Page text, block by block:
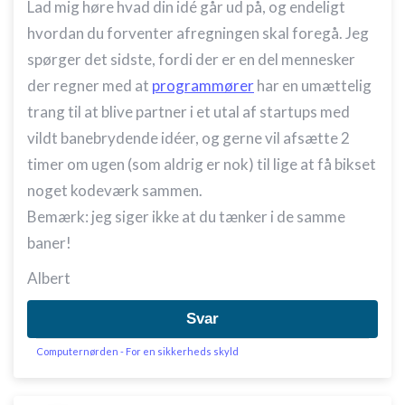
Lad mig høre hvad din idé går ud på, og endeligt
hvordan du forventer afregningen skal foregå. Jeg
spørger det sidste, fordi der er en del mennesker
der regner med at programmørerhar en umættelig
trang til at blive partner i et utal af startups med
vildt banebrydende idéer, og gerne vil afsætte 2
timer om ugen (som aldrig er nok) til lige at få bikset
noget kodeværk sammen.
Bemærk: jeg siger ikke at du tænker i de samme
baner!
Albert
Svar
Computernørden - For en sikkerheds skyld